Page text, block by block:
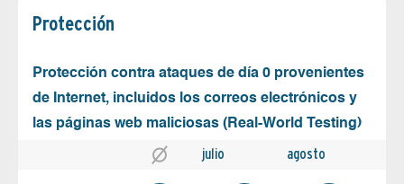
Protección
Protección contra ataques de día 0 provenientes
de Internet, incluidos los correos electrónicos y
las páginas web maliciosas (Real-World Testing)
julio agosto